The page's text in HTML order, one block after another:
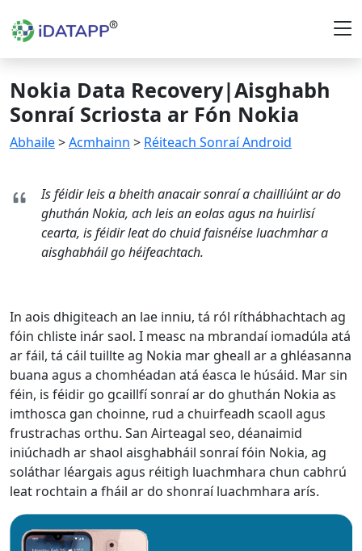
Nokia Data Recovery|Aisghabh
Sonraí Scriosta ar Fón Nokia
Abhaile>Acmhainn > Réiteach Sonraí Android
Is féidir leis a bheith anacair sonraí a chailliúint ar do
ghuthán Nokia, ach leis an eolas agus na huirlisí
cearta, is féidir leat do chuid faisnéise luachmhar a
aisghabháil go héifeachtach.
In aois dhigiteach an lae inniu, tá ról ríthábhachtach ag
fóin chliste inár saol. I measc na mbrandaí iomadúla atá
ar fáil, tá cáil tuillte ag Nokia mar gheall ar a ghléasanna
buana agus a chomhéadan atá éasca le húsáid. Mar sin
féin, is féidir go gcaillfí sonraí ar do ghuthán Nokia as
imthosca gan choinne, rud a chuirfeadh scaoll agus
frustrachas orthu. San Airteagal seo, déanaimid
iniúchadh ar shaol aisghabháil sonraí fóin Nokia, ag
soláthar léargais agus réitigh luachmhara chun cabhrú
leat rochtain a fháil ar do shonraí luachmhara arís.